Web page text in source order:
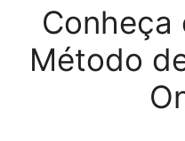
Conheça
Método